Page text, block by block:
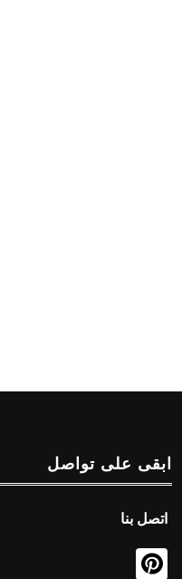
ابقى على تواصل
اتصل بنا